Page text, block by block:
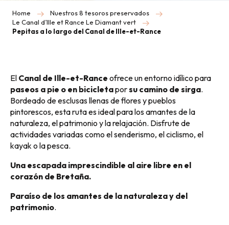
Home
Nuestros 8 tesoros preservados
Le Canal d’Ille et Rance Le Diamant vert
Pepitas a lo largo del Canal de Ille-et-Rance
El Canal de Ille-et-Rance ofrece un entorno idílico para
paseos a pie o en bicicletaporsu camino de sirga.
Bordeado de esclusas llenas de flores y pueblos
pintorescos, esta ruta es ideal para los amantes de la
naturaleza, el patrimonio y la relajación. Disfrute de
actividades variadas como el senderismo, el ciclismo, el
kayak o la pesca.
Una escapada imprescindible al aire libre en el
corazón de Bretaña.
Paraíso de los amantes de la naturaleza y del
patrimonio.